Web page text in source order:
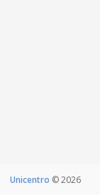
Unicentro ©2026